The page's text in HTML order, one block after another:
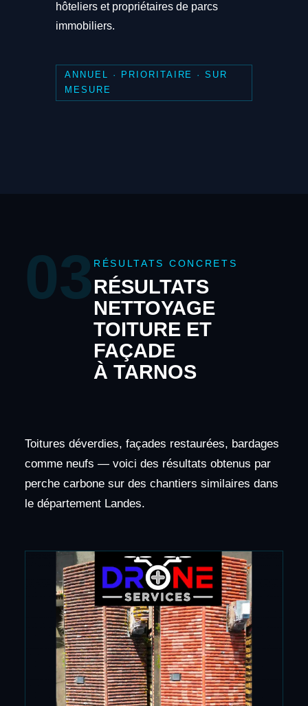
hôteliers et propriétaires de parcs
immobiliers.
ANNUEL · PRIORITAIRE · SUR
MESURE
03 RÉSULTATS CONCRETS
RÉSULTATS
NETTOYAGE
TOITURE ET
FAÇADE
À TARNOS
Toitures déverdies, façades restaurées, bardages
comme neufs — voici des résultats obtenus par
perche carbone sur des chantiers similaires dans
le département Landes.